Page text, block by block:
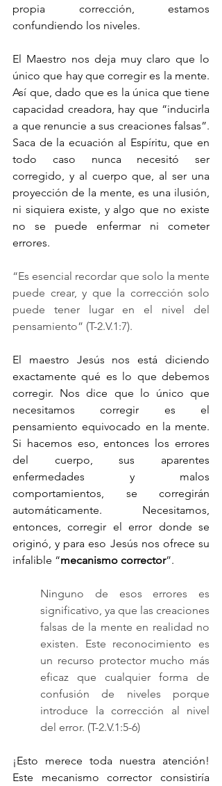
propia corrección, estamos
confundiendo los niveles.
El Maestro nos deja muy claro que lo
único que hay que corregir es la mente.
Así que, dado que es la única que tiene
capacidad creadora, hay que “inducirla
a que renuncie a sus creaciones falsas”.
Saca de la ecuación al Espíritu, que en
todo caso nunca necesitó ser
corregido, y al cuerpo que, al ser una
proyección de la mente, es una ilusión,
ni siquiera existe, y algo que no existe
no se puede enfermar ni cometer
errores.
“Es esencial recordar que solo la mente
puede crear, y que la corrección solo
puede tener lugar en el nivel del
pensamiento” (T-2.V.1:7).
El maestro Jesús nos está diciendo
exactamente qué es lo que debemos
corregir. Nos dice que lo único que
necesitamos corregir es el
pensamiento equivocado en la mente.
Si hacemos eso, entonces los errores
del cuerpo, sus aparentes
enfermedades y malos
comportamientos, se corregirán
automáticamente. Necesitamos,
entonces, corregir el error donde se
originó, y para eso Jesús nos ofrece su
infalible “mecanismo corrector”.
Ninguno de esos errores es
significativo, ya que las creaciones
falsas de la mente en realidad no
existen. Este reconocimiento es
un recurso protector mucho más
eficaz que cualquier forma de
confusión de niveles porque
introduce la corrección al nivel
del error. (T-2.V.1:5-6)
¡Esto merece toda nuestra atención!
Este mecanismo corrector consistiría